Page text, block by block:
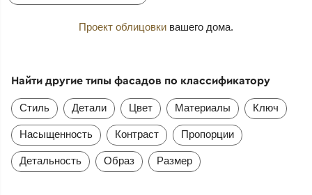
Проект облицовки вашего дома.
Найти другие типы фасадов по классификатору
Стиль Детали Цвет Материалы Ключ
Насыщенность Контраст Пропорции
Детальность Образ Размер